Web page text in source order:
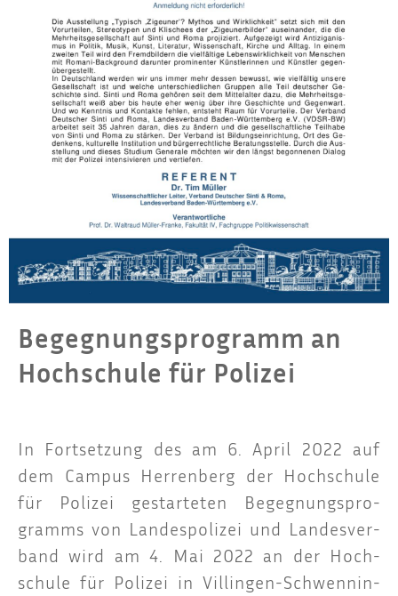
Begegnungsprogramm an
Hochschule für Polizei
In Fort­set­zung des am 6. April 2022 auf
dem Cam­pus Her­ren­berg der Hoch­schu­le
für Poli­zei gestar­te­ten Begeg­nungs­pro­
gramms von Lan­des­po­li­zei und Lan­des­ver­
band wird am 4. Mai 2022 an der Hoch­
schu­le für Poli­zei in Vil­lin­gen-Schwen­nin­